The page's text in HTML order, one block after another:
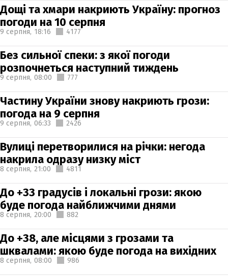
Дощі та хмари накриють Україну: прогноз
погоди на 10 серпня
9 серпня, 18:16 4177
Без сильної спеки: з якої погоди
розпочнеться наступний тиждень
9 серпня, 08:00 777
Частину України знову накриють грози:
погода на 9 серпня
9 серпня, 06:33 2426
Вулиці перетворилися на річки: негода
накрила одразу низку міст
8 серпня, 21:00 4811
До +33 градусів і локальні грози: якою
буде погода найближчими днями
8 серпня, 20:00 882
До +38, але місцями з грозами та
шквалами: якою буде погода на вихідних
8 серпня, 08:00 986